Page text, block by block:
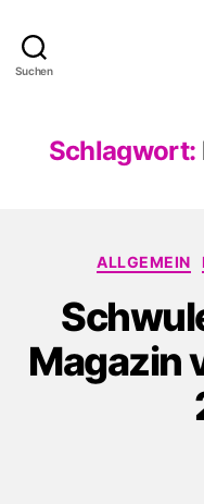
Suchen
Schlagwort:
ALLGEMEIN
Magazin